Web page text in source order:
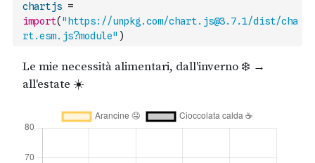
chartjs =
import( "https://unpkg.com/chart.js@3.7.1/dist/cha
rt.esm.js?module" )